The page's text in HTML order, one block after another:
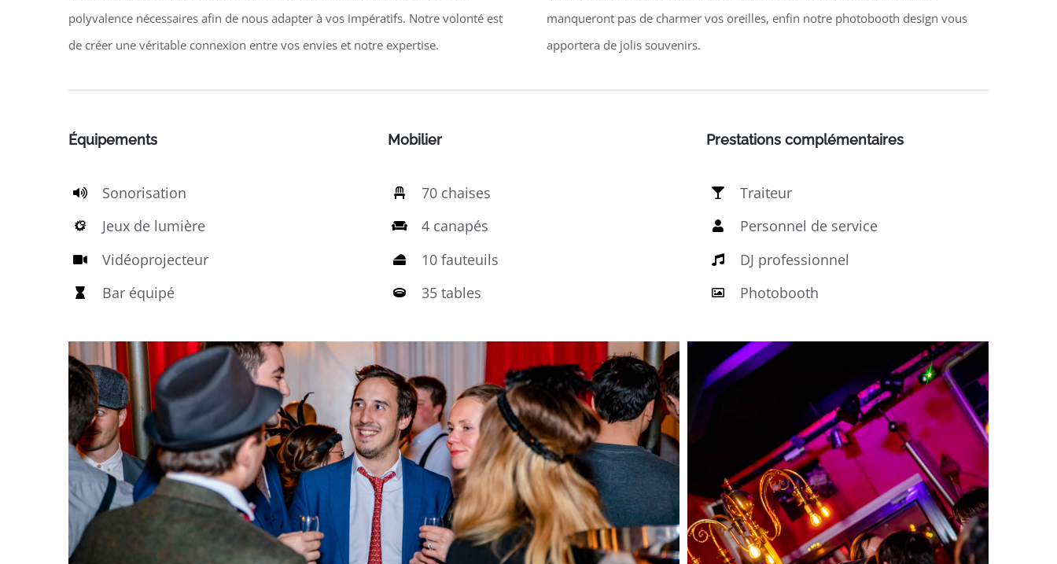
polyvalence nécessaires afin de nous adapter à vos impératifs. Notre volonté est
de créer une véritable connexion entre vos envies et notre expertise.
manqueront pas de charmer vos oreilles, enfin notre photobooth design vous
apportera de jolis souvenirs.
Équipements
Sonorisation
Jeux de lumière
Vidéoprojecteur
Bar équipé
Mobilier
70 chaises
4 canapés
10 fauteuils
35 tables
Prestations complémentaires
Traiteur
Personnel de service
DJ professionnel
Photobooth